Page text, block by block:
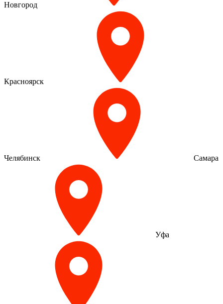
Новгород
Красноярск
Челябинск Самара
Уфа